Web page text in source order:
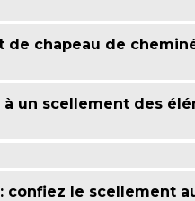
de chapeau de
un scellement des
confiez le scellement